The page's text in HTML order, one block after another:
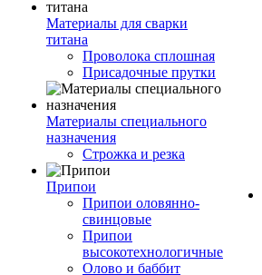
Материалы для сварки
титана
Проволока сплошная
Присадочные прутки
Материалы специального
назначения
Строжка и резка
Припои
Припои оловянно-
свинцовые
Припои
высокотехнологичные
Олово и баббит